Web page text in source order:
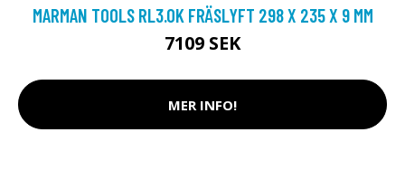
MARMAN TOOLS RL3.0K FRÄSLYFT 298 X 235 X 9 MM
7109 SEK
MER INFO!